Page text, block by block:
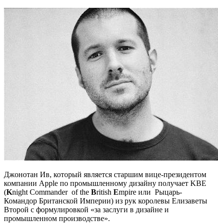
Джонотан Ив, который является старшим вице-президентом
компании Apple по промышленному дизайну получает KBE
(Knight Commander of the British Empire или Рыцарь-
Командор Британской Империи) из рук королевы Елизаветы
Второй с формулировкой «за заслуги в дизайне и
промышленном производстве».